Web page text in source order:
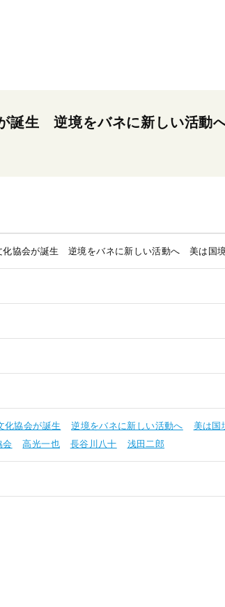
誕生 逆境をバネに新しい活動
協会が誕生 逆境をバネに新しい活動へ 美は国
化協会が誕生 逆境をバネに新しい活動へ
美は国
会
高光一也 長谷川八十 浅田二郎